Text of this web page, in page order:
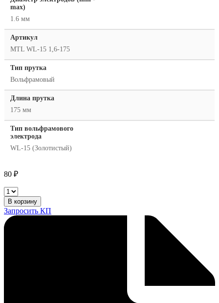
max)
1.6 мм
Артикул
MTL WL-15 1,6-175
Тип прутка
Вольфрамовый
Длина прутка
175 мм
Тип вольфрамового
электрода
WL-15 (Золотистый)
80 ₽
MTL
WL-
15
(золотистый)
D=1.6MM
В корзину
Запросить КП